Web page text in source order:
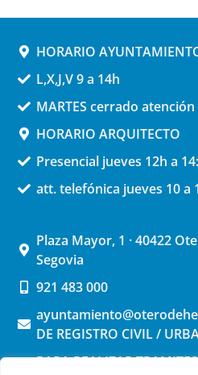
HORARIO
L,X,J,V 9 a 14h
MARTES cerrado
HORARIO ARQUITECTO
Presencial jueves 12h a
att. telefónica jueves 10 a
Plaza Mayor, 1 · 40422
Segovia
921 483 000
DE REGISTRO CIVIL /
PARA REALIZAR